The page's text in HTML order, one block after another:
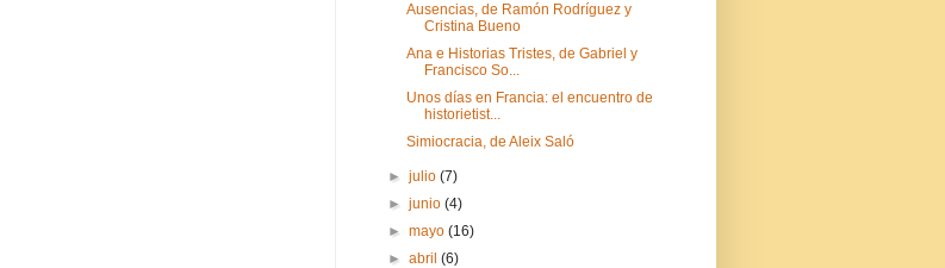
Ausencias, de Ramón Rodríguez y
Cristina Bueno
Ana e Historias Tristes, de Gabriel y
Francisco So...
Unos días en Francia: el encuentro de
historietist...
Simiocracia, de Aleix Saló
►julio(7)
►junio(4)
►mayo(16)
►abril(6)